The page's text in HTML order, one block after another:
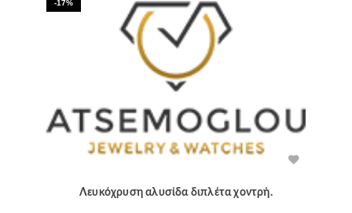
-17%
Λευκόχρυση αλυσίδα διπλέτα χοντρή.